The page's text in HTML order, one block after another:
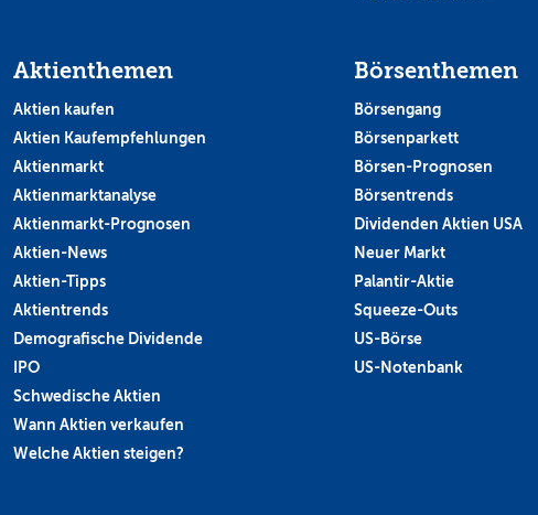
Aktienthemen
Aktien kaufen
Aktien Kaufempfehlungen
Aktienmarkt
Aktienmarktanalyse
Aktienmarkt-Prognosen
Aktien-News
Aktien-Tipps
Aktientrends
Demografische Dividende
IPO
Schwedische Aktien
Wann Aktien verkaufen
Welche Aktien steigen?
Börsenthemen
Börsengang
Börsenparkett
Börsen-Prognosen
Börsentrends
Dividenden Aktien USA
Neuer Markt
Palantir-Aktie
Squeeze-Outs
US-Börse
US-Notenbank